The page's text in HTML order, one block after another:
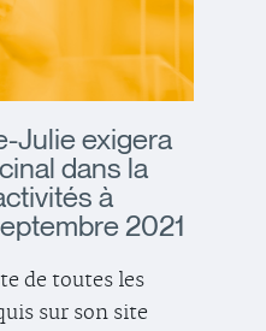
Julie exigera
dans la
à
2021
de toutes les
sur son site